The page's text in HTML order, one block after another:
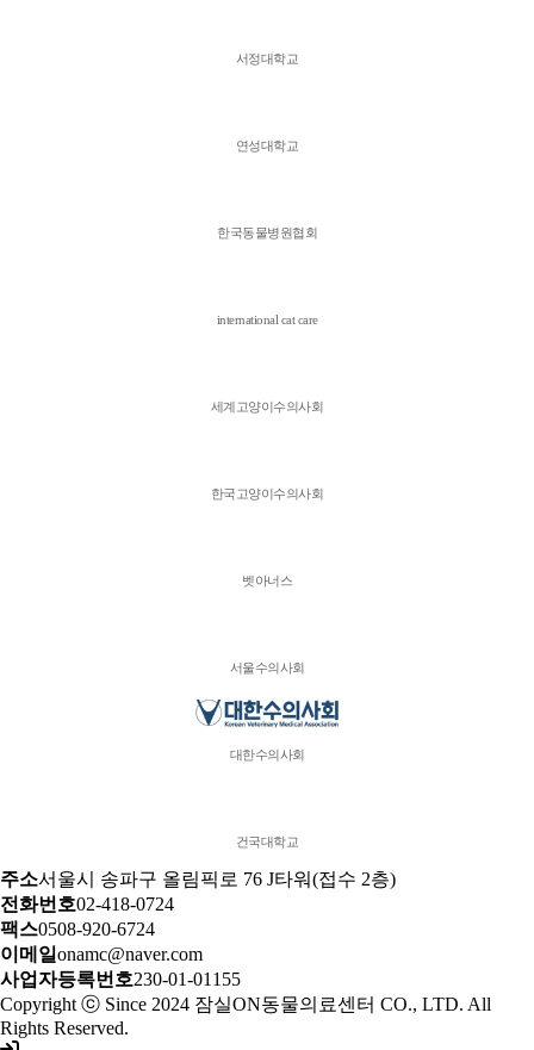
서정대학교
연성대학교
한국동물병원협회
international cat care
세계고양이수의사회
한국고양이수의사회
벳아너스
서울수의사회
대한수의사회
건국대학교
주소서울시 송파구 올림픽로 76 J타워(접수 2층)
전화번호02-418-0724
팩스0508-920-6724
이메일onamc@naver.com
사업자등록번호230-01-01155
Copyright ⓒ Since 2024 잠실ON동물의료센터 CO., LTD. All
Rights Reserved.